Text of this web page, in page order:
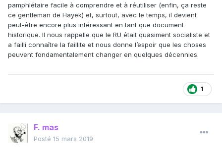
pamphlétaire facile à comprendre et à réutiliser (enfin, ça reste
ce gentleman de Hayek) et, surtout, avec le temps, il devient
peut-être encore plus intéressant en tant que document
historique. Il nous rappelle que le RU était quasiment socialiste et
a failli connaître la faillite et nous donne l’espoir que les choses
peuvent fondamentalement changer en quelques décennies.
1
F. mas
Posté 15 mars 2019